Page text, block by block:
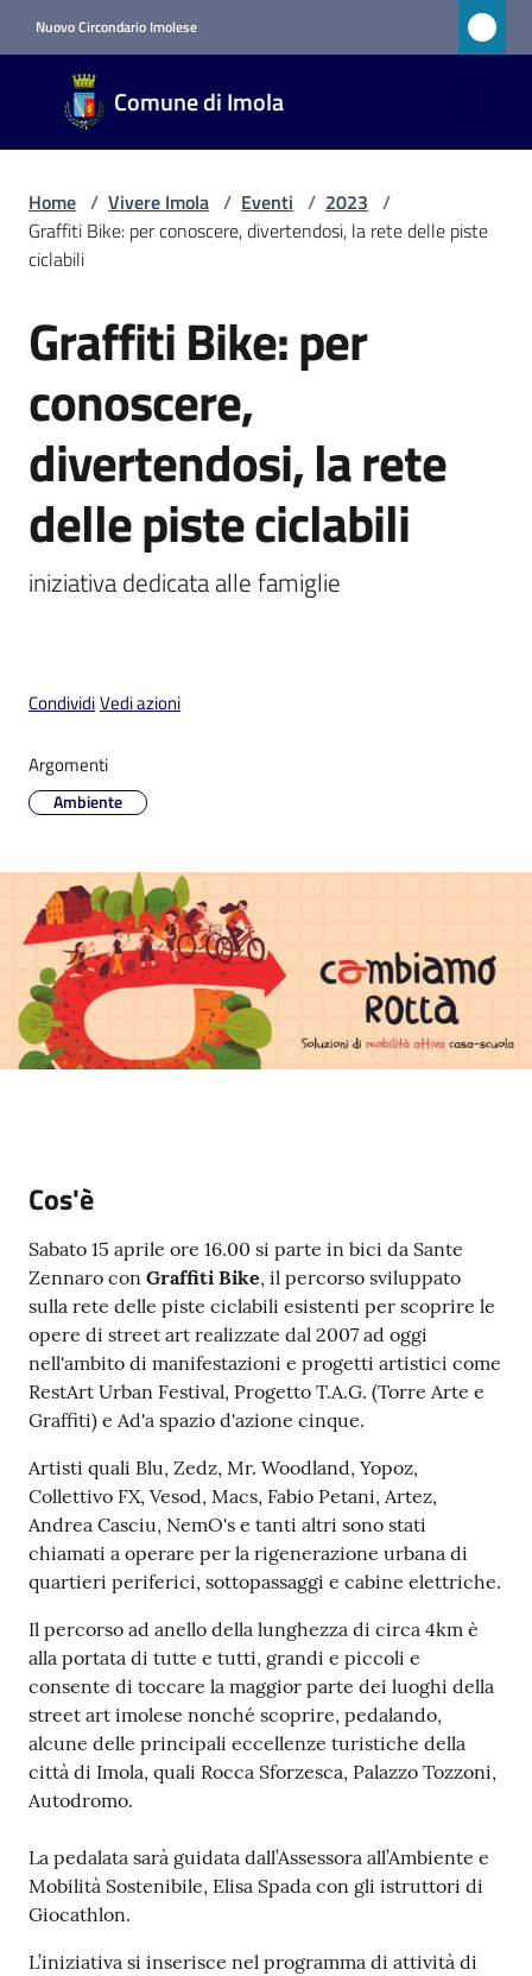
Nuovo Circondario Imolese
Comune di Imola
Comune
di Imola
RETE
Novità
Servizi
Vivere
Imola
Menu selezionato
i
i
t
a
e
m
l
a
Servizi
on-
line
Seguici
su
Home / Vivere Imola / Eventi / 2023 /
Graffiti Bike: per conoscere, divertendosi, la rete delle piste
ciclabili
Salta al contenuto
Graffiti Bike: per
conoscere,
divertendosi, la rete
delle piste ciclabili
iniziativa dedicata alle famiglie
CondividiVedi azioni
Argomenti
Ambiente
Cos'è
Sabato 15 aprile ore 16.00 si parte in bici da Sante
Zennaro con Graffiti Bike, il percorso sviluppato
sulla rete delle piste ciclabili esistenti per scoprire le
opere di street art realizzate dal 2007 ad oggi
nell'ambito di manifestazioni e progetti artistici come
RestArt Urban Festival, Progetto T.A.G. (Torre Arte e
Graffiti) e Ad'a spazio d'azione cinque.
Artisti quali Blu, Zedz, Mr. Woodland, Yopoz,
Collettivo FX, Vesod, Macs, Fabio Petani, Artez,
Andrea Casciu, NemO's e tanti altri sono stati
chiamati a operare per la rigenerazione urbana di
quartieri periferici, sottopassaggi e cabine elettriche.
Il percorso ad anello della lunghezza di circa 4km è
alla portata di tutte e tutti, grandi e piccoli e
consente di toccare la maggior parte dei luoghi della
street art imolese nonché scoprire, pedalando,
alcune delle principali eccellenze turistiche della
città di Imola, quali Rocca Sforzesca, Palazzo Tozzoni,
Autodromo.
La pedalata sarà guidata dall’Assessora all’Ambiente e
Mobilità Sostenibile, Elisa Spada con gli istruttori di
Giocathlon.
L’iniziativa si inserisce nel programma di attività di